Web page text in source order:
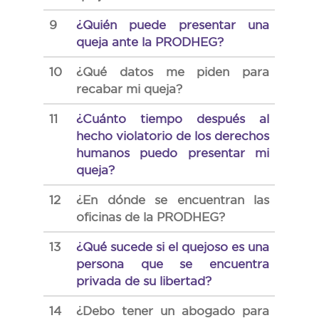
9
¿Quién puede presentar una
queja ante la PRODHEG?
10
¿Qué datos me piden para
recabar mi queja?
11
¿Cuánto tiempo después al
hecho violatorio de los derechos
humanos puedo presentar mi
queja?
12
¿En dónde se encuentran las
oficinas de la PRODHEG?
13
¿Qué sucede si el quejoso es una
persona que se encuentra
privada de su libertad?
14
¿Debo tener un abogado para